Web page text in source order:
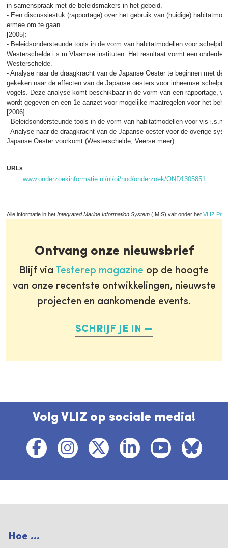
in samenspraak met de beleidsmakers in het gebeid.
- Een discussiestuk (rapportage) over het gebruik van (huidige)
ermee om te gaan
[2005]:
- Beleidsondersteunde tools in de vorm van habitatmodellen voor
Westerschelde i.s.m Vlaamse instituten. Het resultaat vormt een
Westerschelde.
- Analyse naar de draagkracht van de Japanse Oester te beginnen met de
gekeken naar de effecten van de Japanse oesters voor inheemse
vogels. Deze analyse komt beschikbaar in de vorm van een rapportage,
wordt gegeven en een 1e aanzet voor mogelijke maatregelen voor het
[2006]:
- Beleidsondersteunde tools in de vorm van habitatmodellen voor vis i.s.m
- Analyse naar de draagkracht van de Japanse oester voor de overige
Japanse Oester voorkomt (Westerschelde, Veerse meer).
URLs
www.onderzoekinformatie.nl/nl/oi/nod/onderzoek/OND1305851
Alle informatie in het Integrated Marine Information System (IMIS) valt onder het VLIZ
Ontvang onze nieuwsbrief
Blijf via Testerep magazine op de hoogte
van onze recentste ontwikkelingen, nieuwste
projecten en aankomende events.
SCHRIJF JE IN
Volg VLIZ op sociale media!
Hoe ...